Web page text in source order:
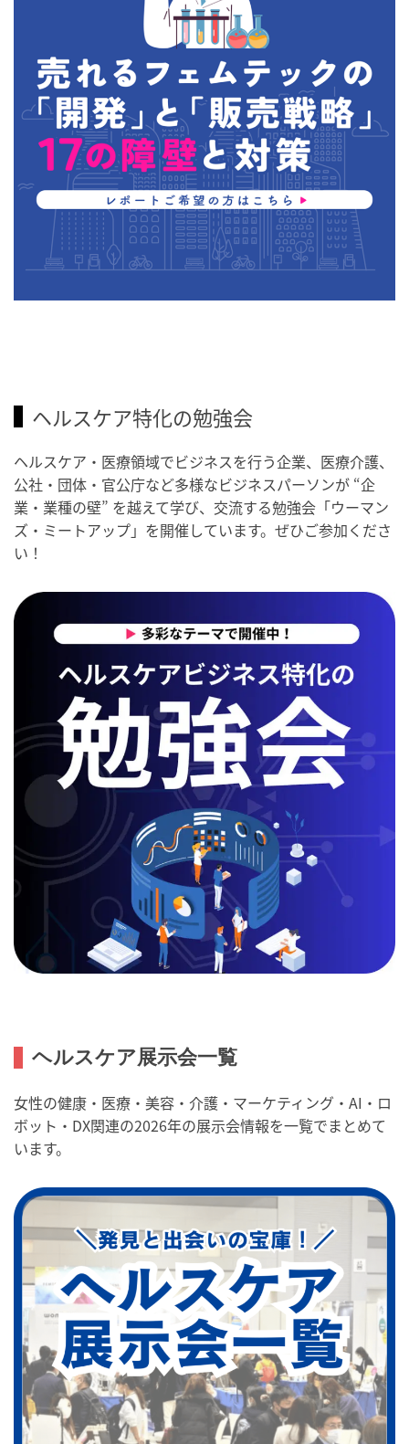
ヘルスケア特化の勉強会
ヘルスケア・医療領域でビジネスを行う企業、医療介護、
公社・団体・官公庁など多様なビジネスパーソンが “企
業・業種の壁” を越えて学び、交流する勉強会「ウーマン
ズ・ミートアップ」を開催しています。ぜひご参加くださ
い！
ヘルスケア展示会一覧
女性の健康・医療・美容・介護・マーケティング・AI・ロ
ボット・DX関連の2026年の展示会情報を一覧でまとめて
います。